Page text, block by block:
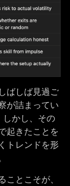
ばしば見過ご
が詰まってい
しかし、その
起きたことを
トレンドを形
ことこそが、